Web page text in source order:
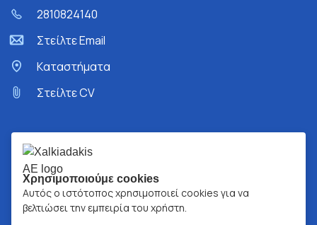
2810824140
Στείλτε Email
Kαταστήματα
Στείλτε CV
Χρησιμοποιούμε cookies
Αυτός ο ιστότοπος χρησιμοποιεί cookies για να
βελτιώσει την εμπειρία του χρήστη.